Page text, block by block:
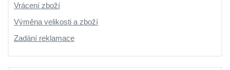
Vrácení zboží
Výměna velikosti a zboží
Zadání reklamace